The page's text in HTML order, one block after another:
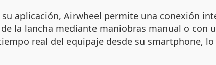
aplicación, Airwheel permite una conexión
la lancha mediante maniobras manual o con
real del equipaje desde su smartphone,